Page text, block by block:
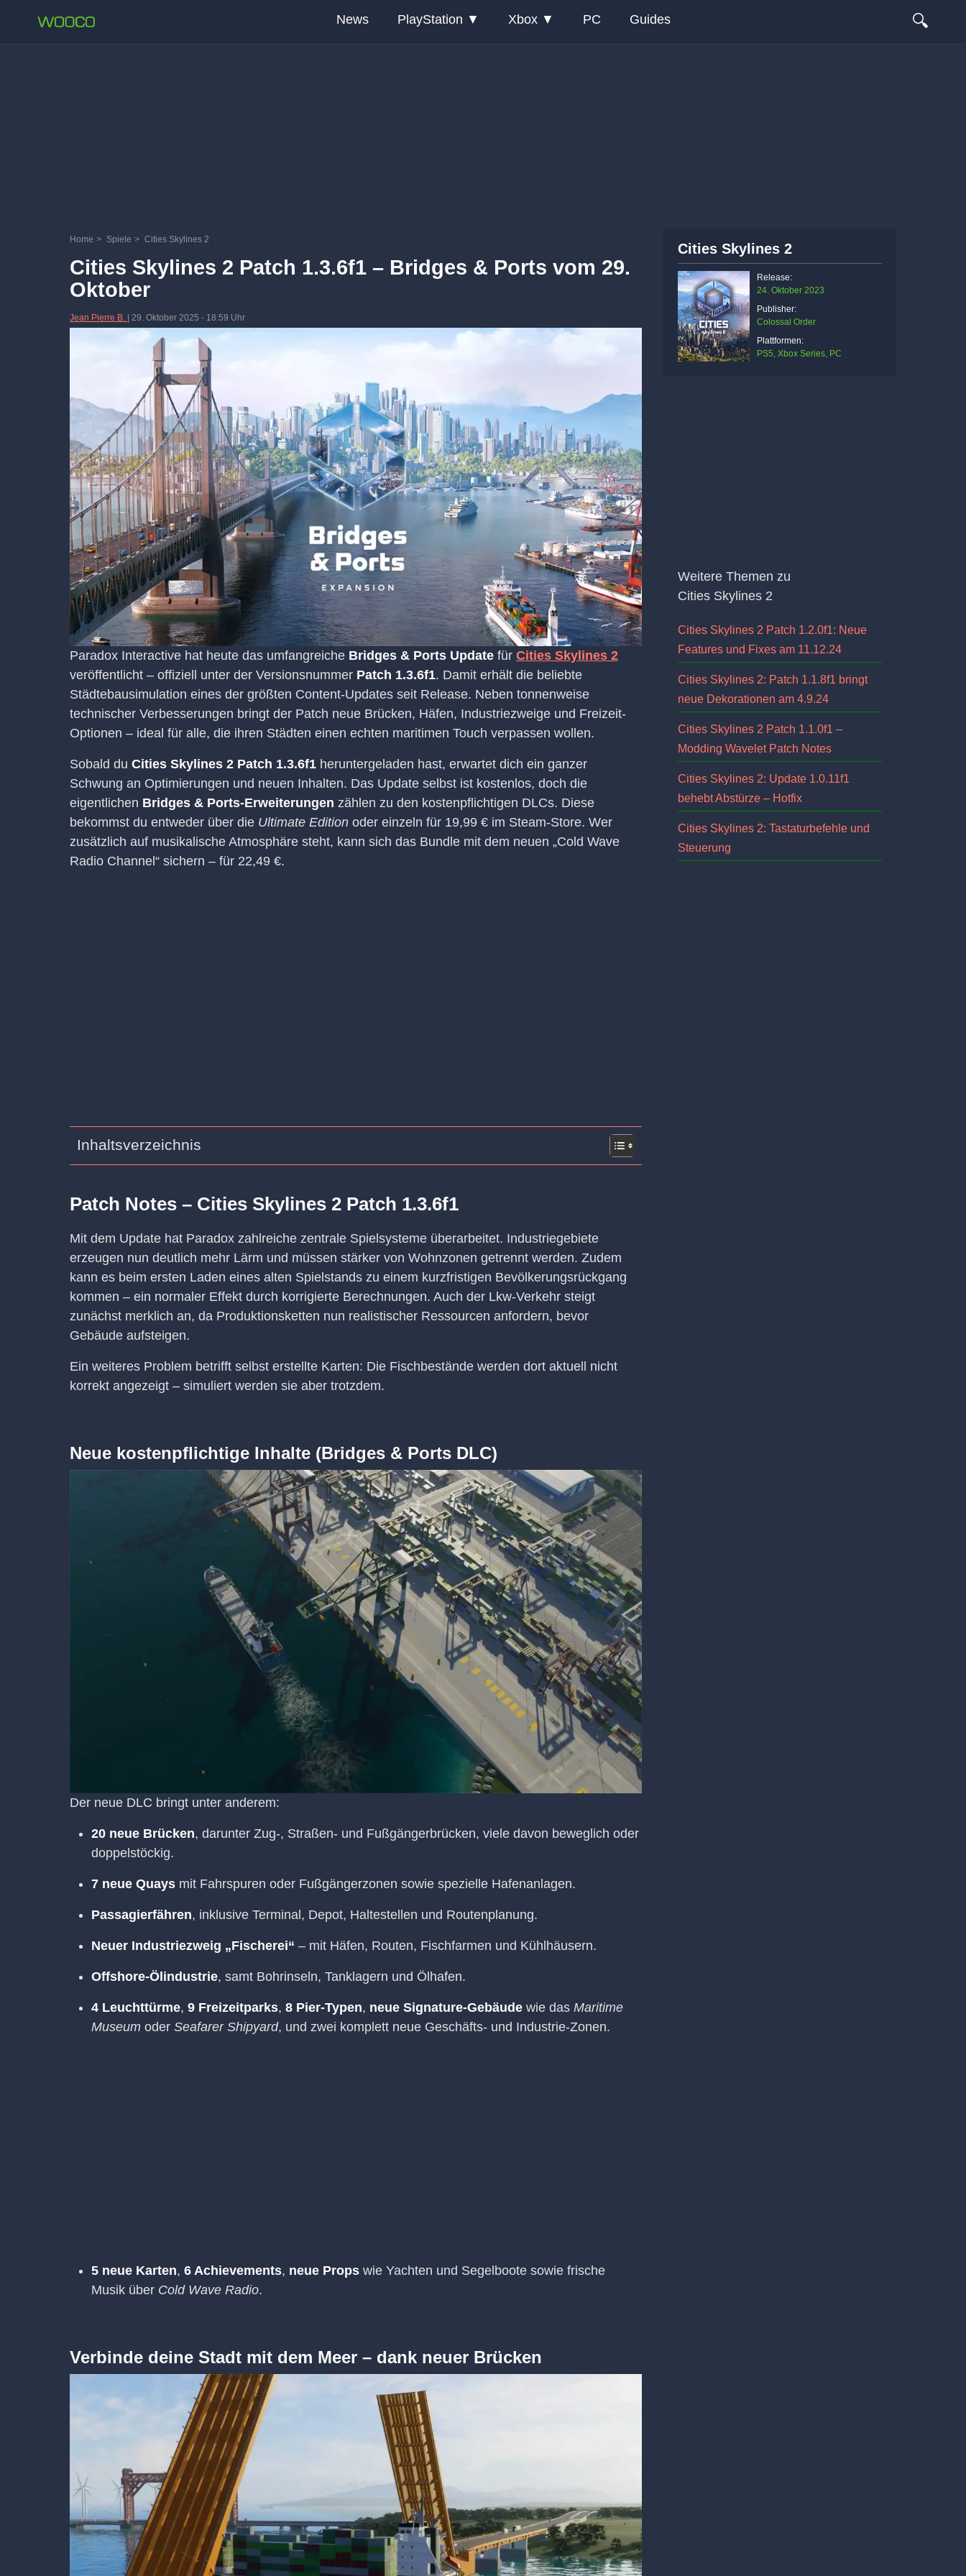
News PlayStation Xbox PC Guides 🔍
Home > Spiele > Cities Skylines 2
Cities Skylines 2 Patch 1.3.6f1 – Bridges & Ports vom 29.
Oktober
Jean Pierre B. 29. Oktober 2025 - 18:59 Uhr
Paradox Interactive hat heute das umfangreiche Bridges & Ports Update für Cities Skylines 2
veröffentlicht – offiziell unter der Versionsnummer Patch 1.3.6f1. Damit erhält die beliebte
Städtebausimulation eines der größten Content-Updates seit Release. Neben tonnenweise
technischer Verbesserungen bringt der Patch neue Brücken, Häfen, Industriezweige und Freizeit-
Optionen – ideal für alle, die ihren Städten einen echten maritimen Touch verpassen wollen.
Sobald du Cities Skylines 2 Patch 1.3.6f1 heruntergeladen hast, erwartet dich ein ganzer
Schwung an Optimierungen und neuen Inhalten. Das Update selbst ist kostenlos, doch die
eigentlichen Bridges & Ports-Erweiterungen zählen zu den kostenpflichtigen DLCs. Diese
bekommst du entweder über die Ultimate Edition oder einzeln für 19,99 € im Steam-Store. Wer
zusätzlich auf musikalische Atmosphäre steht, kann sich das Bundle mit dem neuen „Cold Wave
Radio Channel“ sichern – für 22,49 €.
Inhaltsverzeichnis
Patch Notes – Cities Skylines 2 Patch 1.3.6f1
Mit dem Update hat Paradox zahlreiche zentrale Spielsysteme überarbeitet. Industriegebiete
erzeugen nun deutlich mehr Lärm und müssen stärker von Wohnzonen getrennt werden. Zudem
kann es beim ersten Laden eines alten Spielstands zu einem kurzfristigen Bevölkerungsrückgang
kommen – ein normaler Effekt durch korrigierte Berechnungen. Auch der Lkw-Verkehr steigt
zunächst merklich an, da Produktionsketten nun realistischer Ressourcen anfordern, bevor
Gebäude aufsteigen.
Ein weiteres Problem betrifft selbst erstellte Karten: Die Fischbestände werden dort aktuell nicht
korrekt angezeigt – simuliert werden sie aber trotzdem.
Neue kostenpflichtige Inhalte (Bridges & Ports DLC)
Der neue DLC bringt unter anderem:
20 neue Brücken, darunter Zug-, Straßen- und Fußgängerbrücken, viele davon beweglich oder
doppelstöckig.
7 neue Quays mit Fahrspuren oder Fußgängerzonen sowie spezielle Hafenanlagen.
Passagierfähren, inklusive Terminal, Depot, Haltestellen und Routenplanung.
Neuer Industriezweig „Fischerei“ – mit Häfen, Routen, Fischfarmen und Kühlhäusern.
Offshore-Ölindustrie, samt Bohrinseln, Tanklagern und Ölhafen.
4 Leuchttürme, 9 Freizeitparks, 8 Pier-Typen, neue Signature-Gebäude wie das Maritime
Museum oder Seafarer Shipyard, und zwei komplett neue Geschäfts- und Industrie-Zonen.
5 neue Karten, 6 Achievements, neue Props wie Yachten und Segelboote sowie frische
Musik über Cold Wave Radio.
Verbinde deine Stadt mit dem Meer – dank neuer Brücken
Cities Skylines 2
Release:
24. Oktober 2023
Publisher:
Colossal Order
Plattformen:
PS5, Xbox Series, PC
Weitere Themen zu
Cities Skylines 2
Cities Skylines 2 Patch 1.2.0f1: Neue
Features und Fixes am 11.12.24
Cities Skylines 2: Patch 1.1.8f1 bringt
neue Dekorationen am 4.9.24
Cities Skylines 2 Patch 1.1.0f1 –
Modding Wavelet Patch Notes
Cities Skylines 2: Update 1.0.11f1
behebt Abstürze – Hotfix
Cities Skylines 2: Tastaturbefehle und
Steuerung